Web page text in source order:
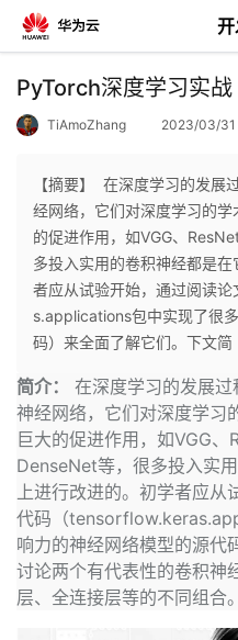
返
个
人
页
我
开
发
者
我
PyTorch深度学习实
TiAmoZhang 2023/03/31
【摘要】 在深度学习的发展
经网络，它们对深度学习的
的促进作用，如VGG、
多投入实用的卷积神经都是
者应从试验开始，通过阅读
s.applications包中实现了很
码）来全面了解它们。下文简
简介：
在深度学习的发展
神经网络，它们对深度学习
巨大的促进作用，如VGG
DenseNet等，很多投入实
上进行改进的。初学者应从
代码（
响力的神经网络模型的源代
讨论两个有代表性的卷积神
层、全连接层等的不同组合。